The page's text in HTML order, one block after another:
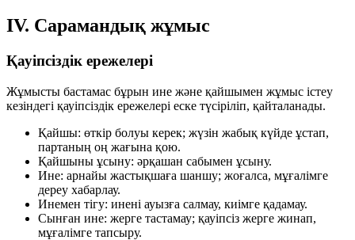
IV. Сарамандық жұмыс
Қауіпсіздік ережелері
Жұмысты бастамас бұрын ине және қайшымен жұмыс істеу
кезіндегі қауіпсіздік ережелері еске түсіріліп, қайталанады.
Қайшы: өткір болуы керек; жүзін жабық күйде ұстап,
партаның оң жағына қою.
Қайшыны ұсыну: әрқашан сабымен ұсыну.
Ине: арнайы жастықшаға шаншу; жоғалса, мұғалімге
дереу хабарлау.
Инемен тігу: инені ауызға салмау, киімге қадамау.
Сынған ине: жерге тастамау; қауіпсіз жерге жинап,
мұғалімге тапсыру.